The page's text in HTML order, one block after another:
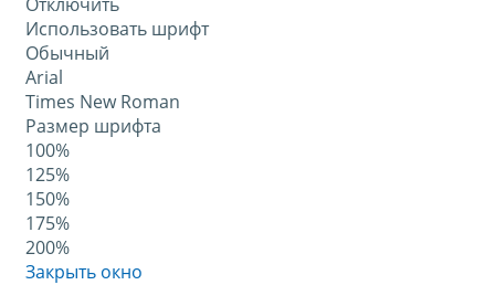
Использовать шрифт
Обычный
Arial
Times New Roman
Размер шрифта
100%
125%
150%
175%
200%
Закрыть окно